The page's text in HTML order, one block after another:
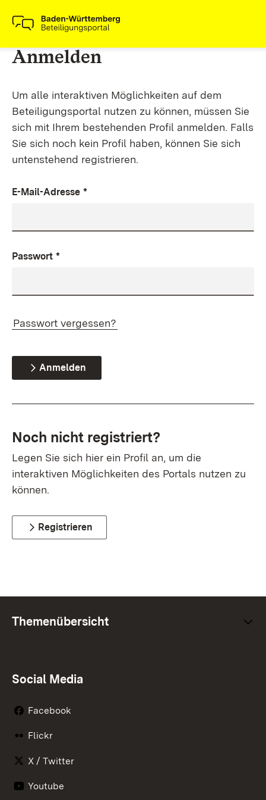
Anmelden
Um alle interaktiven Möglichkeiten auf dem
Beteiligungsportal nutzen zu können, müssen Sie
sich mit Ihrem bestehenden Profil anmelden. Falls
Sie sich noch kein Profil haben, können Sie sich
untenstehend registrieren.
E-Mail-Adresse *
Passwort *
Passwort vergessen?
Anmelden
Noch nicht registriert?
Legen Sie sich hier ein Profil an, um die
interaktiven Möglichkeiten des Portals nutzen zu
können.
Registrieren
Themenübersicht
Social Media
Facebook
Flickr
X / Twitter
Youtube